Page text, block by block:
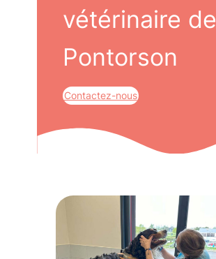
vétérinaire de
Pontorson
Contactez-nous